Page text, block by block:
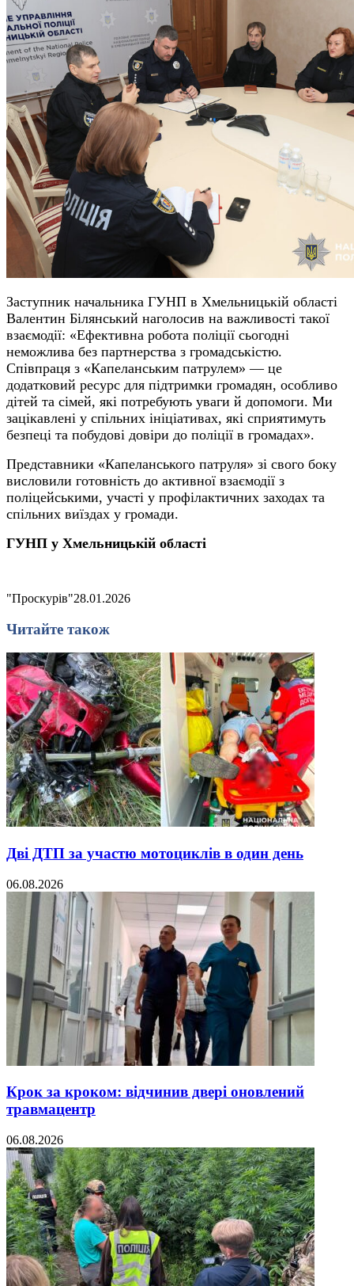
Заступник начальника ГУНП в Хмельницькій області
Валентин Білянський наголосив на важливості такої
взаємодії: «Ефективна робота поліції сьогодні
неможлива без партнерства з громадськістю.
Співпраця з «Капеланським патрулем» — це
додатковий ресурс для підтримки громадян, особливо
дітей та сімей, які потребують уваги й допомоги. Ми
зацікавлені у спільних ініціативах, які сприятимуть
безпеці та побудові довіри до поліції в громадах».
Представники «Капеланського патруля» зі свого боку
висловили готовність до активної взаємодії з
поліцейськими, участі у профілактичних заходах та
спільних виїздах у громади.
ГУНП у Хмельницькій області
"Проскурів"28.01.2026
Читайте також
Дві ДТП за участю мотоциклів в один день
06.08.2026
Крок за кроком: відчинив двері оновлений
травмацентр
06.08.2026